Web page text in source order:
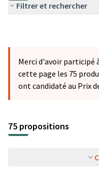
Filtrer et rechercher
Merci d'avoir participé
cette page les 75
ont candidaté au Prix
75 propositions